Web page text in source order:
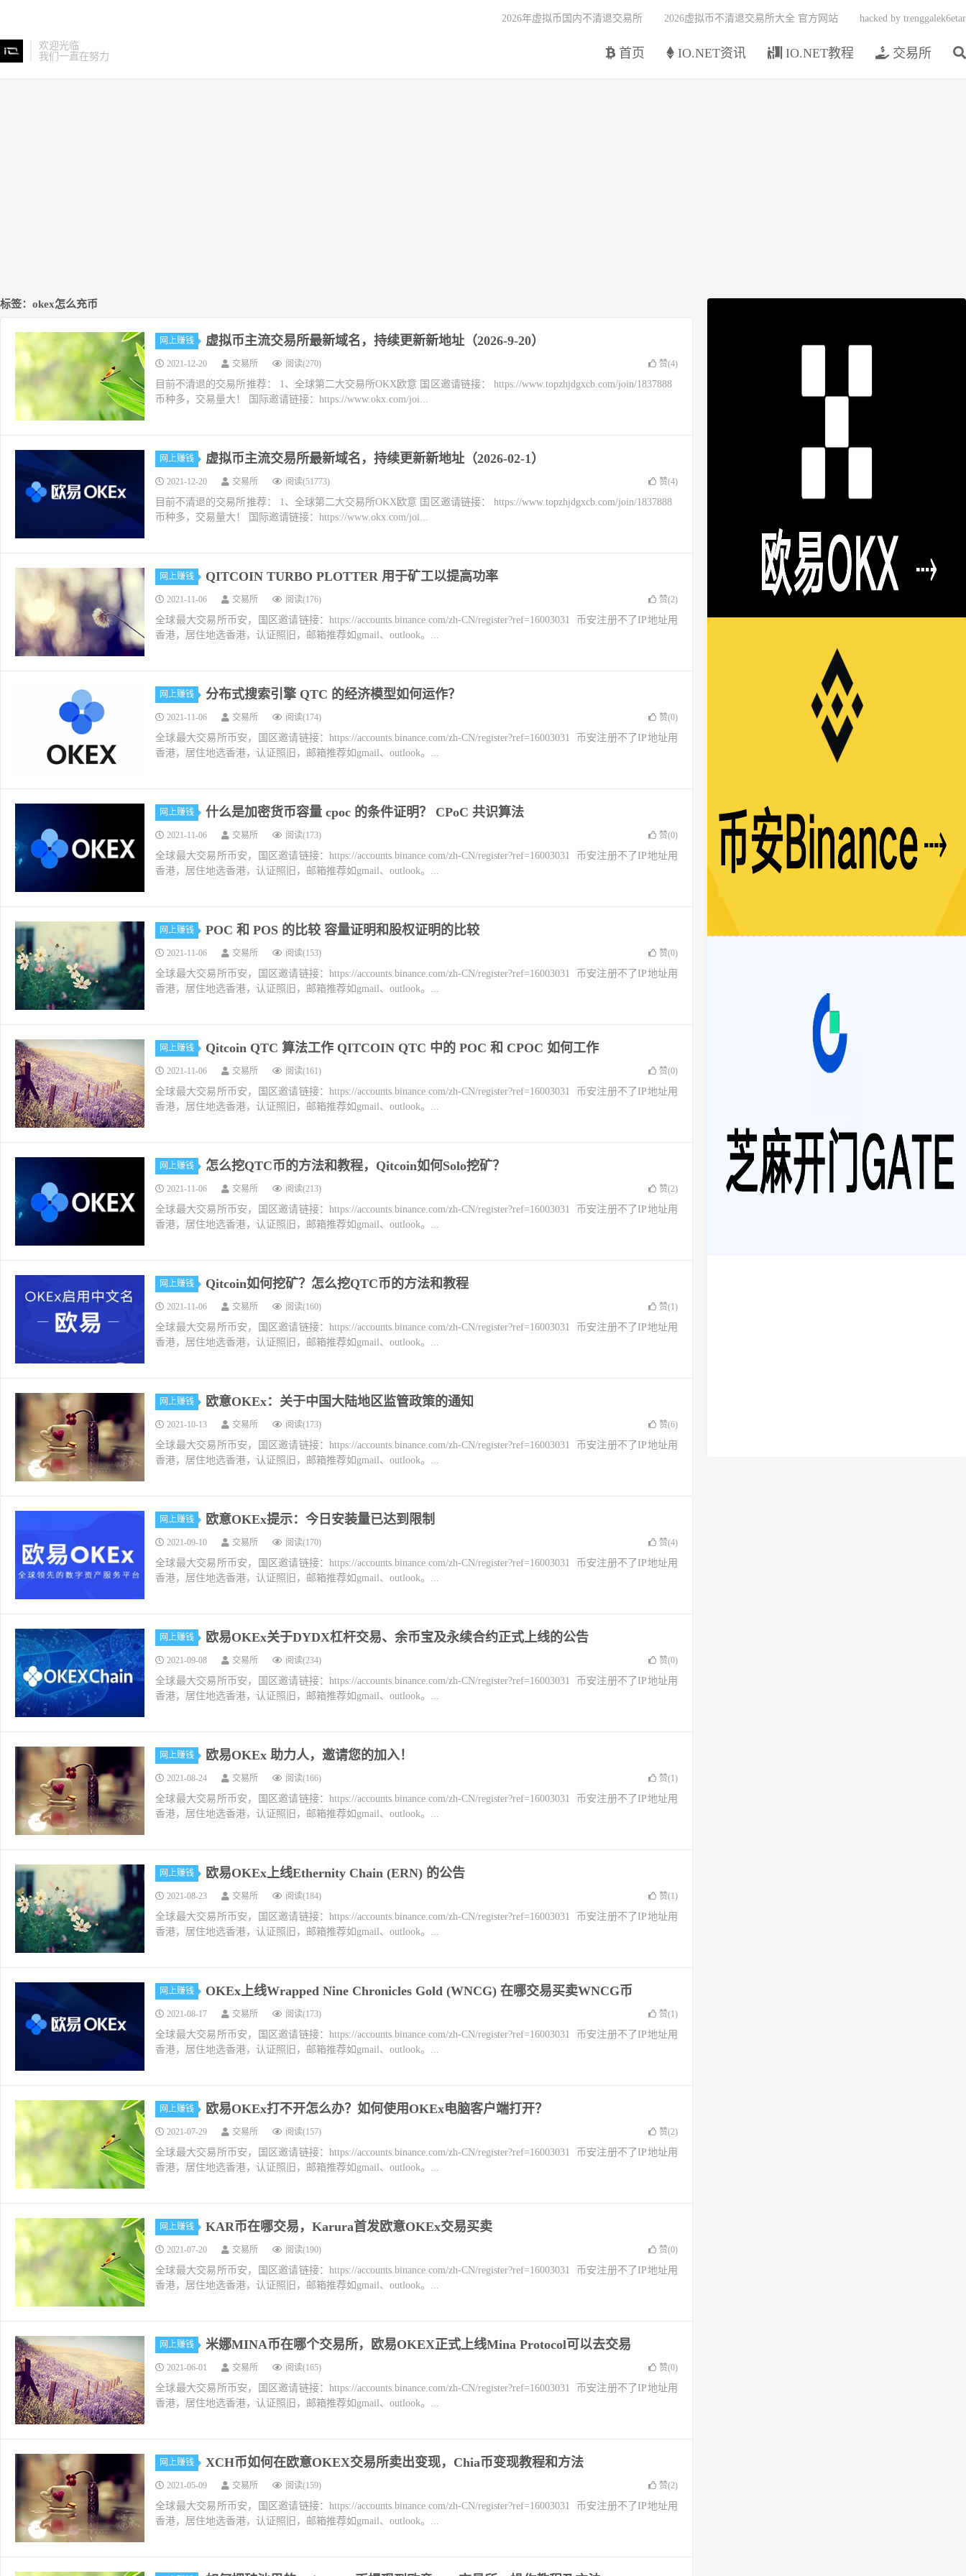
欢迎光临
我们一直在努力
首页 IO.NET资讯 IO.NET教程 交易所
2026年虚拟币国内不清退交易所 2026虚拟币不清退交易所大全 官方网站 hacked by trenggalek6etar
标签：okex怎么充币
网上赚钱 虚拟币主流交易所最新域名，持续更新新地址（2026-9-20）
2021-12-20 交易所 阅读(270) 赞(4)
目前不清退的交易所推荐： 1、全球第二大交易所OKX欧意 国区邀请链接： https://www.topzhjdgxcb.com/join/1837888
币种多，交易量大！ 国际邀请链接：https://www.okx.com/joi...
网上赚钱 虚拟币主流交易所最新域名，持续更新新地址（2026-02-1）
2021-12-20 交易所 阅读(51773) 赞(4)
目前不清退的交易所推荐： 1、全球第二大交易所OKX欧意 国区邀请链接： https://www.topzhjdgxcb.com/join/1837888
币种多，交易量大！ 国际邀请链接：https://www.okx.com/joi...
网上赚钱 QITCOIN TURBO PLOTTER 用于矿工以提高功率
2021-11-06 交易所 阅读(176) 赞(2)
全球最大交易所币安，国区邀请链接：https://accounts.binance.com/zh-CN/register?ref=16003031 币安注册不了IP地址用
香港，居住地选香港，认证照旧，邮箱推荐如gmail、outlook。...
网上赚钱 分布式搜索引擎 QTC 的经济模型如何运作？
2021-11-06 交易所 阅读(174) 赞(0)
全球最大交易所币安，国区邀请链接：https://accounts.binance.com/zh-CN/register?ref=16003031 币安注册不了IP地址用
香港，居住地选香港，认证照旧，邮箱推荐如gmail、outlook。...
网上赚钱 什么是加密货币容量 cpoc 的条件证明？ CPoC 共识算法
2021-11-06 交易所 阅读(173) 赞(0)
全球最大交易所币安，国区邀请链接：https://accounts.binance.com/zh-CN/register?ref=16003031 币安注册不了IP地址用
香港，居住地选香港，认证照旧，邮箱推荐如gmail、outlook。...
网上赚钱 POC 和 POS 的比较 容量证明和股权证明的比较
2021-11-06 交易所 阅读(153) 赞(0)
全球最大交易所币安，国区邀请链接：https://accounts.binance.com/zh-CN/register?ref=16003031 币安注册不了IP地址用
香港，居住地选香港，认证照旧，邮箱推荐如gmail、outlook。...
网上赚钱 Qitcoin QTC 算法工作 QITCOIN QTC 中的 POC 和 CPOC 如何工作
2021-11-06 交易所 阅读(161) 赞(0)
全球最大交易所币安，国区邀请链接：https://accounts.binance.com/zh-CN/register?ref=16003031 币安注册不了IP地址用
香港，居住地选香港，认证照旧，邮箱推荐如gmail、outlook。...
网上赚钱 怎么挖QTC币的方法和教程，Qitcoin如何Solo挖矿？
2021-11-06 交易所 阅读(213) 赞(2)
全球最大交易所币安，国区邀请链接：https://accounts.binance.com/zh-CN/register?ref=16003031 币安注册不了IP地址用
香港，居住地选香港，认证照旧，邮箱推荐如gmail、outlook。...
网上赚钱 Qitcoin如何挖矿？怎么挖QTC币的方法和教程
2021-11-06 交易所 阅读(160) 赞(1)
全球最大交易所币安，国区邀请链接：https://accounts.binance.com/zh-CN/register?ref=16003031 币安注册不了IP地址用
香港，居住地选香港，认证照旧，邮箱推荐如gmail、outlook。...
网上赚钱 欧意OKEx：关于中国大陆地区监管政策的通知
2021-10-13 交易所 阅读(173) 赞(6)
全球最大交易所币安，国区邀请链接：https://accounts.binance.com/zh-CN/register?ref=16003031 币安注册不了IP地址用
香港，居住地选香港，认证照旧，邮箱推荐如gmail、outlook。...
网上赚钱 欧意OKEx提示：今日安装量已达到限制
2021-09-10 交易所 阅读(170) 赞(4)
全球最大交易所币安，国区邀请链接：https://accounts.binance.com/zh-CN/register?ref=16003031 币安注册不了IP地址用
香港，居住地选香港，认证照旧，邮箱推荐如gmail、outlook。...
网上赚钱 欧易OKEx关于DYDX杠杆交易、余币宝及永续合约正式上线的公告
2021-09-08 交易所 阅读(234) 赞(0)
全球最大交易所币安，国区邀请链接：https://accounts.binance.com/zh-CN/register?ref=16003031 币安注册不了IP地址用
香港，居住地选香港，认证照旧，邮箱推荐如gmail、outlook。...
网上赚钱 欧易OKEx 助力人，邀请您的加入！
2021-08-24 交易所 阅读(166) 赞(1)
全球最大交易所币安，国区邀请链接：https://accounts.binance.com/zh-CN/register?ref=16003031 币安注册不了IP地址用
香港，居住地选香港，认证照旧，邮箱推荐如gmail、outlook。...
网上赚钱 欧易OKEx上线Ethernity Chain (ERN) 的公告
2021-08-23 交易所 阅读(184) 赞(1)
全球最大交易所币安，国区邀请链接：https://accounts.binance.com/zh-CN/register?ref=16003031 币安注册不了IP地址用
香港，居住地选香港，认证照旧，邮箱推荐如gmail、outlook。...
网上赚钱 OKEx上线Wrapped Nine Chronicles Gold (WNCG) 在哪交易买卖WNCG币
2021-08-17 交易所 阅读(173) 赞(1)
全球最大交易所币安，国区邀请链接：https://accounts.binance.com/zh-CN/register?ref=16003031 币安注册不了IP地址用
香港，居住地选香港，认证照旧，邮箱推荐如gmail、outlook。...
网上赚钱 欧易OKEx打不开怎么办？如何使用OKEx电脑客户端打开？
2021-07-29 交易所 阅读(157) 赞(2)
全球最大交易所币安，国区邀请链接：https://accounts.binance.com/zh-CN/register?ref=16003031 币安注册不了IP地址用
香港，居住地选香港，认证照旧，邮箱推荐如gmail、outlook。...
网上赚钱 KAR币在哪交易，Karura首发欧意OKEx交易买卖
2021-07-20 交易所 阅读(190) 赞(0)
全球最大交易所币安，国区邀请链接：https://accounts.binance.com/zh-CN/register?ref=16003031 币安注册不了IP地址用
香港，居住地选香港，认证照旧，邮箱推荐如gmail、outlook。...
网上赚钱 米娜MINA币在哪个交易所，欧易OKEX正式上线Mina Protocol可以去交易
2021-06-01 交易所 阅读(165) 赞(0)
全球最大交易所币安，国区邀请链接：https://accounts.binance.com/zh-CN/register?ref=16003031 币安注册不了IP地址用
香港，居住地选香港，认证照旧，邮箱推荐如gmail、outlook。...
网上赚钱 XCH币如何在欧意OKEX交易所卖出变现，Chia币变现教程和方法
2021-05-09 交易所 阅读(159) 赞(2)
全球最大交易所币安，国区邀请链接：https://accounts.binance.com/zh-CN/register?ref=16003031 币安注册不了IP地址用
香港，居住地选香港，认证照旧，邮箱推荐如gmail、outlook。...